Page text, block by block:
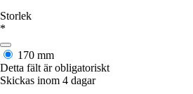
Storlek
*
170 mm
Detta fält är obligatoriskt
Skickas inom 4 dagar